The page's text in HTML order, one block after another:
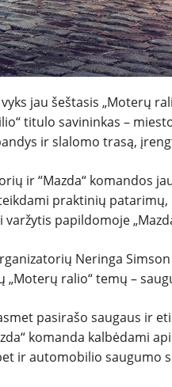
jau šeštasis „Moterų
titulo savininkas –
ir slalomo trasą,
ir “Mazda“ komandos
praktinių patarimų,
papildomoje
Neringa
„Moterų ralio“ temų –
pasirašo saugaus ir
komanda kalbėdami
ir automobilio saugumo